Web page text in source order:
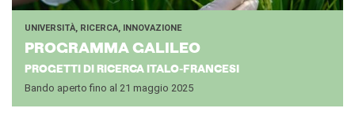
UNIVERSITÀ, RICERCA, INNOVAZIONE
PRO­GRAM­MA GA­LI­LEO
PROGETTI DI RICERCA ITALO-FRANCESI
Bando aperto fino al 21 maggio 2025